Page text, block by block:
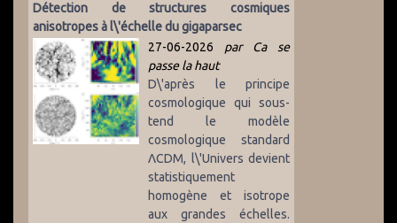
Détection de structures cosmiques
anisotropes à l\'échelle du gigaparsec
27-06-2026 par Ca se
passe la haut
D\'après le principe
cosmologique qui sous-
tend le modèle
cosmologique standard
ΛCDM, l\'Univers devient
statistiquement
homogène et isotrope
aux grandes échelles.